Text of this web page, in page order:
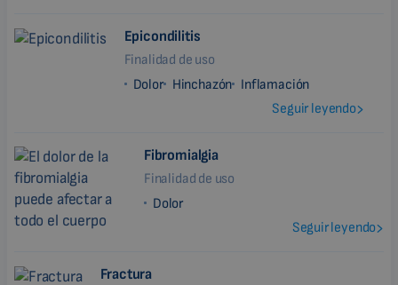
Epicondilitis
Finalidad de uso
Dolor Hinchazón Inflamación
Seguir leyendo
Fibromialgia
Finalidad de uso
Dolor
Seguir leyendo
Fractura